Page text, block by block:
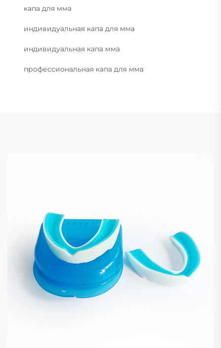
капа для мма
индивидуальная капа для мма
индивидуальная капа мма
профессиональная капа для мма